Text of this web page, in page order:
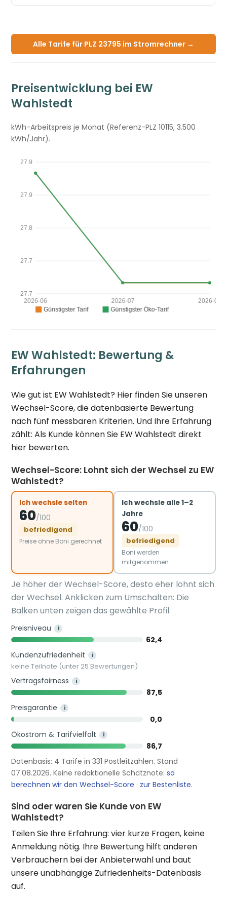
Alle Tarife für PLZ 23795 im Stromrechner →
Preisentwicklung bei EW
Wahlstedt
kWh-Arbeitspreis je Monat (Referenz-PLZ 10115, 3.500
kWh/Jahr).
EW Wahlstedt: Bewertung &
Erfahrungen
Wie gut ist EW Wahlstedt? Hier finden Sie unseren
Wechsel-Score, die datenbasierte Bewertung
nach fünf messbaren Kriterien. Und Ihre Erfahrung
zählt: Als Kunde können Sie EW Wahlstedt direkt
hier bewerten.
Wechsel-Score: Lohnt sich der Wechsel zu EW
Wahlstedt?
Ich wechsle selten
60/100
befriedigend
Preise ohne Boni gerechnet
Ich wechsle alle 1–2
Jahre
60/100
befriedigend
Boni werden
mitgenommen
Je höher der Wechsel-Score, desto eher lohnt sich
der Wechsel. Anklicken zum Umschalten: Die
Balken unten zeigen das gewählte Profil.
Preisniveau i
62,4
Kundenzufriedenheit
i
keine Teilnote (unter 25 Bewertungen)
Vertragsfairness i
87,5
Preisgarantie
i
0,0
Ökostrom & Tarifvielfalt
i
86,7
Datenbasis: 4 Tarife in 331 Postleitzahlen. Stand
07.08.2026. Keine redaktionelle Schätznote:so
berechnen wir den Wechsel-Score · zur Bestenliste.
Sind oder waren Sie Kunde von EW
Wahlstedt?
Teilen Sie Ihre Erfahrung: vier kurze Fragen, keine
Anmeldung nötig. Ihre Bewertung hilft anderen
Verbrauchern bei der Anbieterwahl und baut
unsere unabhängige Zufriedenheits-Datenbasis
auf.